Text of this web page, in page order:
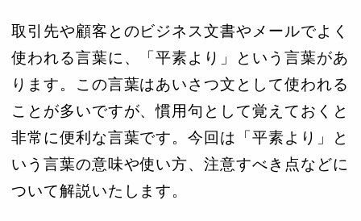
取引先や顧客とのビジネス文書やメールでよく
使われる言葉に、「平素より」という言葉があ
ります。この言葉はあいさつ文として使われる
ことが多いですが、慣用句として覚えておくと
非常に便利な言葉です。今回は「平素より」と
いう言葉の意味や使い方、注意すべき点などに
ついて解説いたします。